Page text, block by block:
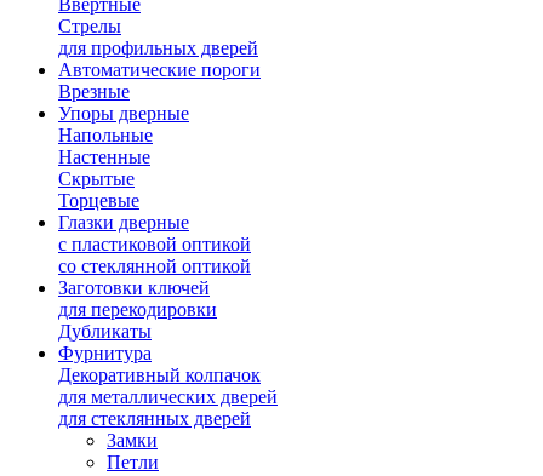
Ввертные
Стрелы
для профильных дверей
Автоматические пороги
Врезные
Упоры дверные
Напольные
Настенные
Скрытые
Торцевые
Глазки дверные
с пластиковой оптикой
со стеклянной оптикой
Заготовки ключей
для перекодировки
Дубликаты
Фурнитура
Декоративный колпачок
для металлических дверей
для стеклянных дверей
Замки
Петли